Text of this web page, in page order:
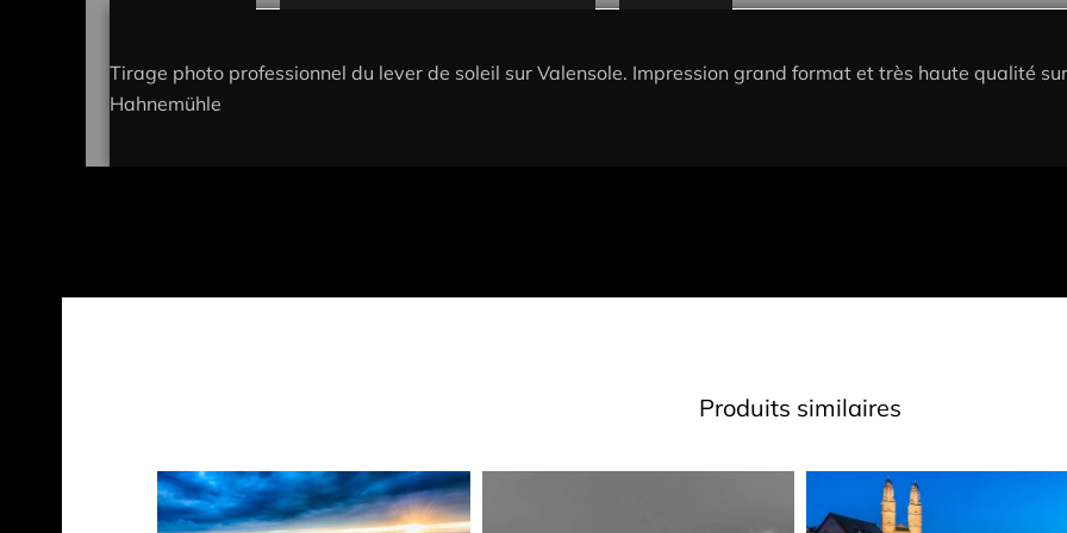
Tirage photo professionnel du lever de soleil sur Valensole. Impression grand format et très haute qualité
Hahnemühle
Produits similaires
Plage
de
prix :
Ce
produit
produit